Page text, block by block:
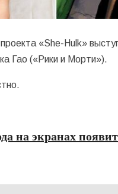
«She-Hulk»
Гао («Рики и Морти»).
на экранах